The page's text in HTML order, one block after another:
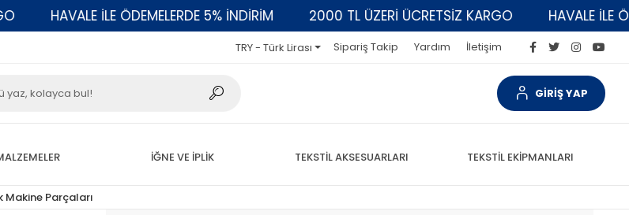
HAVALE İLE ÖDEMELERDE 5% İNDİRİM 2000 TL ÜZERİ ÜCRETSİZ KARGO HAVALE İLE
TRY - Türk Lirası Sipariş Takip Yardım İletişim
GİRİŞ YAP
İĞNE VE İPLİK TEKSTİL AKSESUARLARI TEKSTİL EKİPMANLARI
Makine Parçaları